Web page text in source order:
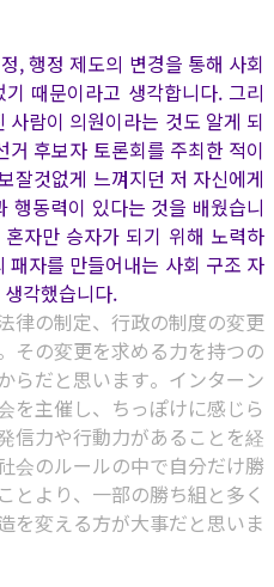
, 행정 제도의 변경을 통해 사회
때문이라고 생각합니다. 그리
람이 의원이라는 것도 알게 되
후보자 토론회를 주최한 적이
잘것없게 느껴지던 저 자신에게
행동력이 있다는 것을 배웠습니
자만 승자가 되기 위해 노력하
패자를 만들어내는 사회 구조 자
각했습니다.
律の制定、行政の制度の変更
その変更を求める力を持つの
らだと思います。インターン
を主催し、ちっぽけに感じら
信力や行動力があることを経
会のルールの中で自分だけ勝
とより、一部の勝ち組と多く
を変える方が大事だと思いま